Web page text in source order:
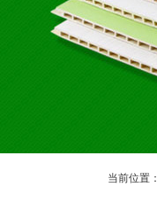
当前位置：